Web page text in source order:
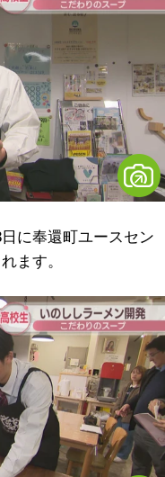
に奉還町ユースセン
ます。